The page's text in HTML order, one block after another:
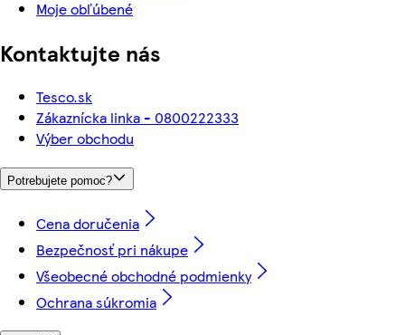
Moje obľúbené
Kontaktujte nás
Tesco.sk
Zákaznícka linka - 0800222333
Výber obchodu
Potrebujete pomoc?
Cena doručenia
Bezpečnosť pri nákupe
Všeobecné obchodné podmienky
Ochrana súkromia